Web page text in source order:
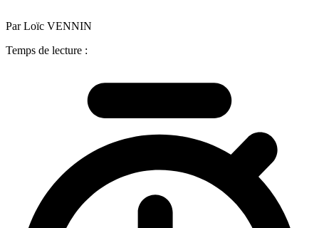
Par Loïc VENNIN
Temps de lecture :